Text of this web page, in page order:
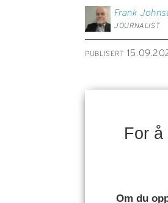
Frank
JOURNALIST
PUBLISERT
For
Om du